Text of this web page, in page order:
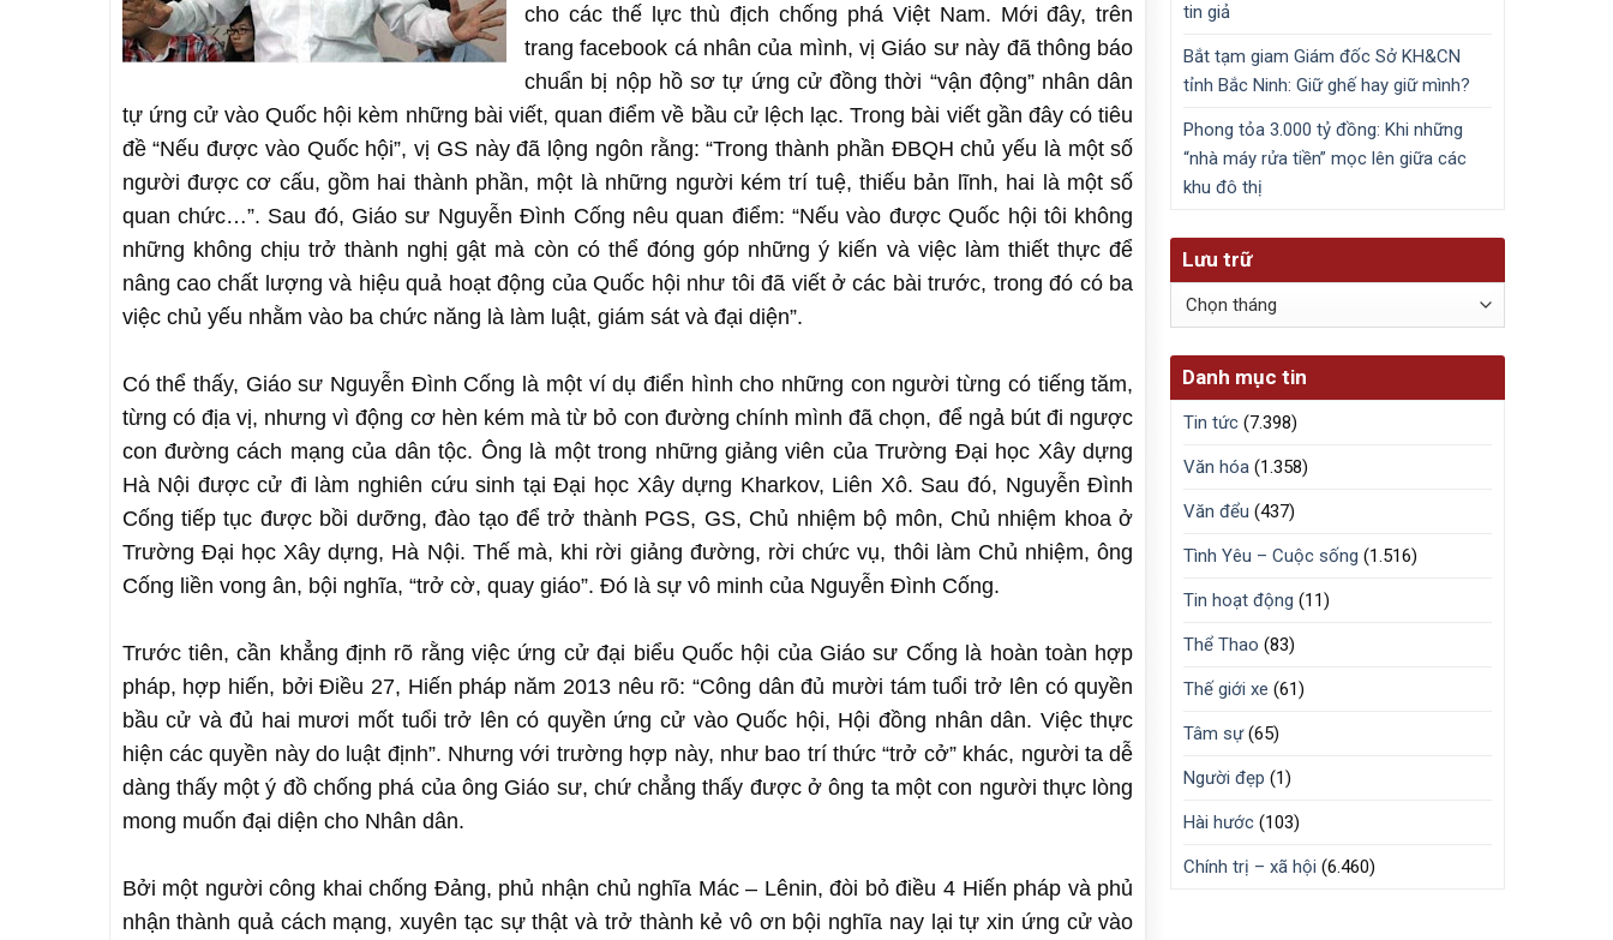
cho các thế lực thù địch chống phá Việt Nam. Mới đây, trên
trang facebook cá nhân của mình, vị Giáo sư này đã thông báo
chuẩn bị nộp hồ sơ tự ứng cử đồng thời “vận động” nhân dân
tự ứng cử vào Quốc hội kèm những bài viết, quan điểm về bầu cử lệch lạc. Trong bài viết gần đây có tiêu
đề “Nếu được vào Quốc hội”, vị GS này đã lộng ngôn rằng: “Trong thành phần ĐBQH chủ yếu là một số
người được cơ cấu, gồm hai thành phần, một là những người kém trí tuệ, thiếu bản lĩnh, hai là một số
quan chức…”. Sau đó, Giáo sư Nguyễn Đình Cống nêu quan điểm: “Nếu vào được Quốc hội tôi không
những không chịu trở thành nghị gật mà còn có thể đóng góp những ý kiến và việc làm thiết thực để
nâng cao chất lượng và hiệu quả hoạt động của Quốc hội như tôi đã viết ở các bài trước, trong đó có ba
việc chủ yếu nhằm vào ba chức năng là làm luật, giám sát và đại diện”.
Có thể thấy, Giáo sư Nguyễn Đình Cống là một ví dụ điển hình cho những con người từng có tiếng tăm,
từng có địa vị, nhưng vì động cơ hèn kém mà từ bỏ con đường chính mình đã chọn, để ngả bút đi ngược
con đường cách mạng của dân tộc. Ông là một trong những giảng viên của Trường Đại học Xây dựng
Hà Nội được cử đi làm nghiên cứu sinh tại Đại học Xây dựng Kharkov, Liên Xô. Sau đó, Nguyễn Đình
Cống tiếp tục được bồi dưỡng, đào tạo để trở thành PGS, GS, Chủ nhiệm bộ môn, Chủ nhiệm khoa ở
Trường Đại học Xây dựng, Hà Nội. Thế mà, khi rời giảng đường, rời chức vụ, thôi làm Chủ nhiệm, ông
Cống liền vong ân, bội nghĩa, “trở cờ, quay giáo”. Đó là sự vô minh của Nguyễn Đình Cống.
Trước tiên, cần khẳng định rõ rằng việc ứng cử đại biểu Quốc hội của Giáo sư Cống là hoàn toàn hợp
pháp, hợp hiến, bởi Điều 27, Hiến pháp năm 2013 nêu rõ: “Công dân đủ mười tám tuổi trở lên có quyền
bầu cử và đủ hai mươi mốt tuổi trở lên có quyền ứng cử vào Quốc hội, Hội đồng nhân dân. Việc thực
hiện các quyền này do luật định”. Nhưng với trường hợp này, như bao trí thức “trở cở” khác, người ta dễ
dàng thấy một ý đồ chống phá của ông Giáo sư, chứ chẳng thấy được ở ông ta một con người thực lòng
mong muốn đại diện cho Nhân dân.
Bởi một người công khai chống Đảng, phủ nhận chủ nghĩa Mác – Lênin, đòi bỏ điều 4 Hiến pháp và phủ
nhận thành quả cách mạng, xuyên tạc sự thật và trở thành kẻ vô ơn bội nghĩa nay lại tự xin ứng cử vào
tin giả
Bắt tạm giam Giám đốc Sở KH&CN
tỉnh Bắc Ninh: Giữ ghế hay giữ mình?
Phong tỏa 3.000 tỷ đồng: Khi những
“nhà máy rửa tiền” mọc lên giữa các
khu đô thị
Lưu trữ
Lưu
Danh mục tin
Tin tức (7.398)
Văn hóa (1.358)
Văn đểu (437)
Tình Yêu – Cuộc sống (1.516)
Tin hoạt động (11)
Thể Thao (83)
Thế giới xe (61)
Tâm sự(65)
Người đẹp (1)
Hài hước (103)
Chính trị – xã hội (6.460)